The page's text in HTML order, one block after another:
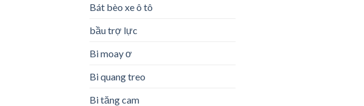
Bát bèo xe ô tô
bầu trợ lực
Bi moay ơ
Bi quang treo
Bi tăng cam